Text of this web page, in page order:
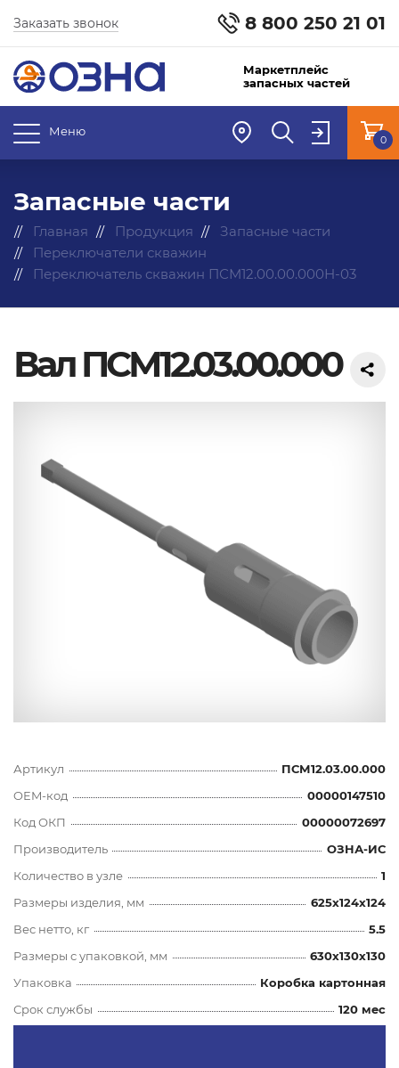
8 800 250 21 01
Заказать звонок
Маркетплейс
запасных частей
Меню
0
Запасные части
Главная Продукция
Запасные части
Переключатели скважин
Переключатель скважин ПСМ12.00.00.000Н-03
Вал ПСМ12.03.00.000
Артикул
ПСМ12.03.00.000
OEM-код
00000147510
Код ОКП
00000072697
Производитель
ОЗНА-ИС
Количество в узле
1
Размеры изделия, мм
625x124x124
Вес нетто, кг
5.5
Размеры с упаковкой, мм
630x130x130
Упаковка
Коробка картонная
Срок службы
120 мес